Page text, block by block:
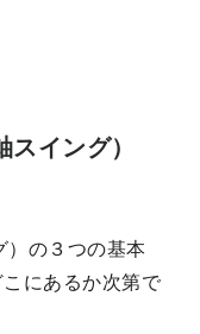
イング）
）の３つの基本
にあるか次第で